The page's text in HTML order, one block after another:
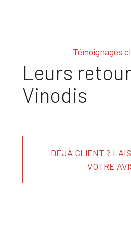
Témoignages
Leurs
Vinodis
DÉJÀ CLIENT ?
VOTRE